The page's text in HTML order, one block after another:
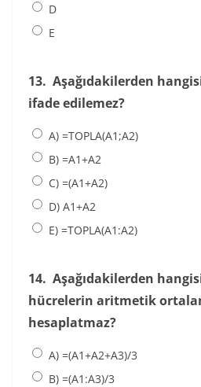
D
E
13. Aşağıdakilerden
ifade edilemez?
A) =TOPLA(A1;A2)
B) =A1+A2
C) =(A1+A2)
D) A1+A2
E) =TOPLA(A1:A2)
14. Aşağıdakilerden
hücrelerin aritmetik
hesaplatmaz?
A) =(A1+A2+A3)/3
B) =(A1:A3)/3